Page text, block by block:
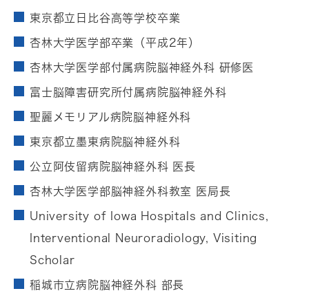
東京都立日比谷高等学校卒業
杏林大学医学部卒業（平成2年）
杏林大学医学部付属病院脳神経外科 研修医
富士脳障害研究所付属病院脳神経外科
聖麗メモリアル病院脳神経外科
東京都立墨東病院脳神経外科
公立阿伎留病院脳神経外科 医長
杏林大学医学部脳神経外科教室 医局長
University of Iowa Hospitals and Clinics,
Interventional Neuroradiology, Visiting
Scholar
稲城市立病院脳神経外科 部長